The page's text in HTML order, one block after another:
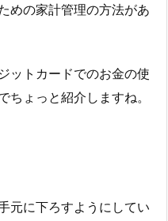
めの家計管理の方法があ
ットカードでのお金の使
ちょっと紹介しますね。
元に下ろすようにしてい